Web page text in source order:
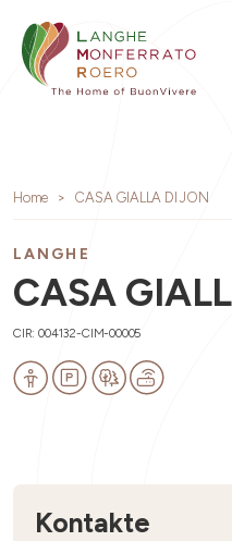
Home CASA GIALLA DI JON
LANGHE
CASA
CIR: 004132-CIM-00005
Kontakte